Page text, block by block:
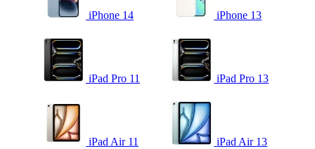
iPhone 14 iPhone 13
iPad Pro 11 iPad Pro 13
iPad Air 11 iPad Air 13